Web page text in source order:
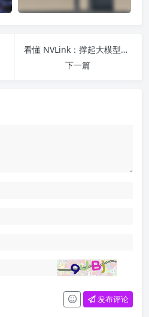
看懂 NVLink：撑起大模型训练的「GPU 高速大动脉」
下一篇
发布评论